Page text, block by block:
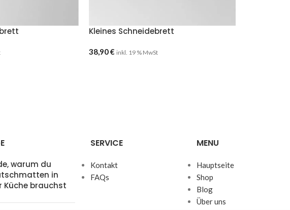
Kleines Schneidebrett
38,90€ inkl. 19 % MwSt
warum du
in
Küche brauchst
SERVICE
Kontakt
FAQs
MENU
Hauptseite
Shop
Blog
Über uns